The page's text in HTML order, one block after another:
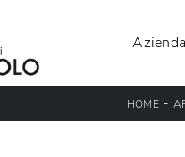
Azienda
HOME-